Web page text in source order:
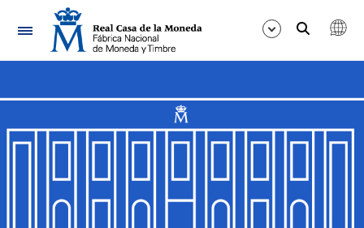
Navegación
Mostrar/Ocultar
Mostrar/Ocultar